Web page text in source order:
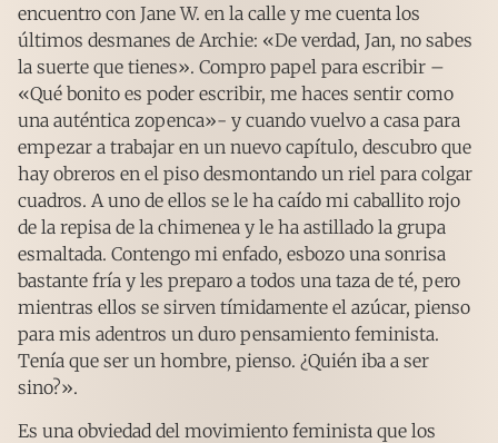
encuentro con Jane W. en la calle y me cuenta los
últimos desmanes de Archie: «De verdad, Jan, no sabes
la suerte que tienes». Compro papel para escribir –
«Qué bonito es poder escribir, me haces sentir como
una auténtica zopenca»- y cuando vuelvo a casa para
empezar a trabajar en un nuevo capítulo, descubro que
hay obreros en el piso desmontando un riel para colgar
cuadros. A uno de ellos se le ha caído mi caballito rojo
de la repisa de la chimenea y le ha astillado la grupa
esmaltada. Contengo mi enfado, esbozo una sonrisa
bastante fría y les preparo a todos una taza de té, pero
mientras ellos se sirven tímidamente el azúcar, pienso
para mis adentros un duro pensamiento feminista.
Tenía que ser un hombre, pienso. ¿Quién iba a ser
sino?».
Es una obviedad del movimiento feminista que los